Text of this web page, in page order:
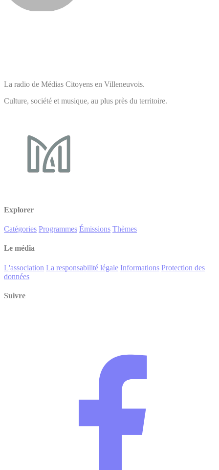
La radio de Médias Citoyens en Villeneuvois.
Culture, société et musique, au plus près du territoire.
Explorer
Catégories Programmes Émissions Thèmes
Le média
L'association La responsabilité légale Informations Protection des
données
Suivre